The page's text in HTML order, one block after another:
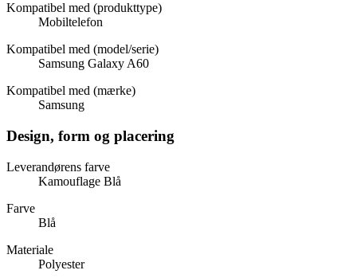
Kompatibel med (produkttype)
Mobiltelefon
Kompatibel med (model/serie)
Samsung Galaxy A60
Kompatibel med (mærke)
Samsung
Design, form og placering
Leverandørens farve
Kamouflage Blå
Farve
Blå
Materiale
Polyester